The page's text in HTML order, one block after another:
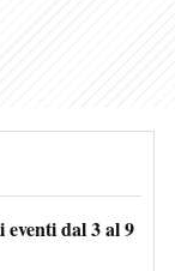
eventi dal 3 al 9